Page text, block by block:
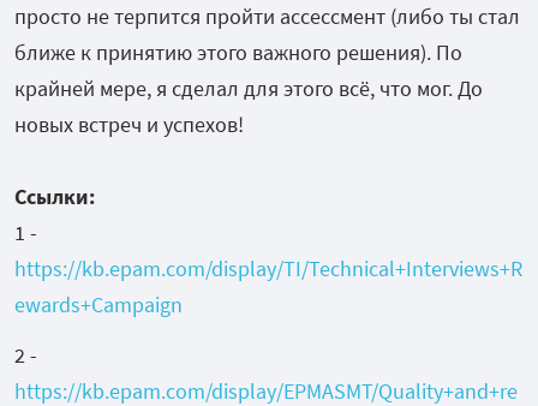
просто не терпится пройти ассессмент (либо ты стал
ближе к принятию этого важного решения). По
крайней мере, я сделал для этого всё, что мог. До
новых встреч и успехов!
Ссылки:
1 -
https://kb.epam.com/display/TI/Technical+Interviews+R
ewards+Campaign
2 -
https://kb.epam.com/display/EPMASMT/Quality+and+re